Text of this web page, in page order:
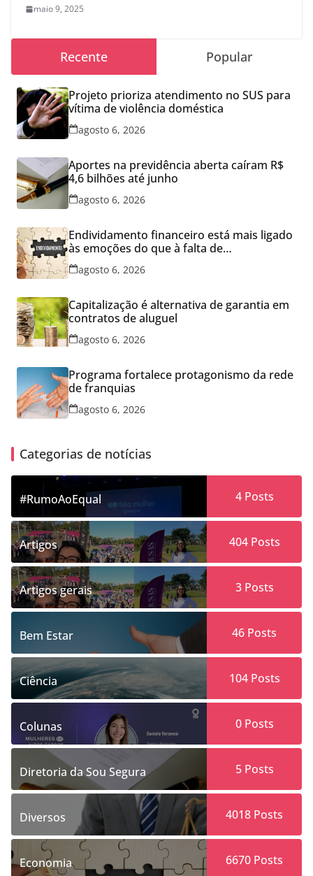
maio 9, 2025
Recente Popular
Projeto prioriza atendimento no SUS para
vítima de violência doméstica
agosto 6, 2026
Aportes na previdência aberta caíram R$
4,6 bilhões até junho
agosto 6, 2026
Endividamento financeiro está mais ligado
às emoções do que à falta de
conhecimento
agosto 6, 2026
Capitalização é alternativa de garantia em
contratos de aluguel
agosto 6, 2026
Programa fortalece protagonismo da rede
de franquias
agosto 6, 2026
Categorias de notícias
#RumoAoEqual 4Posts
Artigos 404Posts
Artigos gerais 3Posts
Bem Estar 46 Posts
Ciência 104Posts
Colunas 0Posts
Diretoria da Sou Segura 5Posts
Diversos 4018 Posts
Economia 6670 Posts